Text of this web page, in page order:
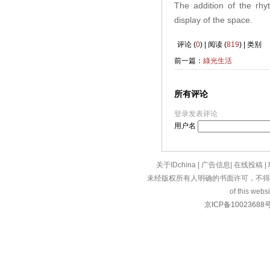
The addition of the
display of the space
评论 (0) | 阅读 (819) | 类别
前一篇： 綠光生活
所有评论
登录发表评论
用户名
关于IDchina 广告信息 在线投稿
未经版权所有人明确的书面许可，不
of this
京ICP备10023688